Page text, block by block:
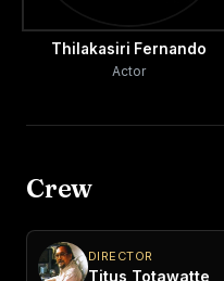
Thilakasiri Fernando
Actor
Crew
DIRECTOR
Titus Totawatte